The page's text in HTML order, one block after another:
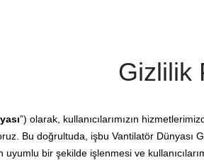
Gizlilik
”) olarak, kullanıcılarımızın
Bu doğrultuda, işbu Vantilatör Dünyası
bir şekilde işlenmesi ve